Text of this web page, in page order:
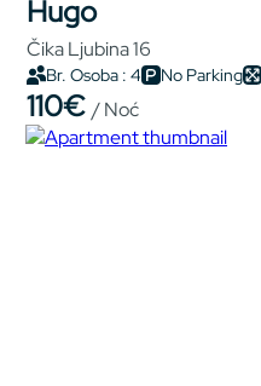
Hugo
Čika Ljubina 16
Br. Osoba : 4 No Parking
110€/ Noć